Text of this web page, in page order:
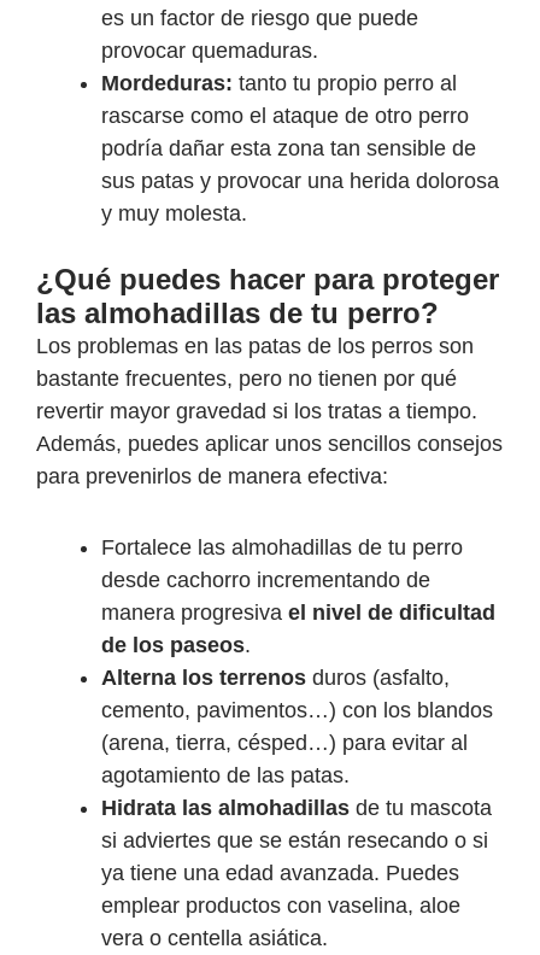
es un factor de riesgo que puede
provocar quemaduras.
Mordeduras: tanto tu propio perro al
rascarse como el ataque de otro perro
podría dañar esta zona tan sensible de
sus patas y provocar una herida dolorosa
y muy molesta.
¿Qué puedes hacer para proteger
las almohadillas de tu perro?
Los problemas en las patas de los perros son
bastante frecuentes, pero no tienen por qué
revertir mayor gravedad si los tratas a tiempo.
Además, puedes aplicar unos sencillos consejos
para prevenirlos de manera efectiva:
Fortalece las almohadillas de tu perro
desde cachorro incrementando de
manera progresiva el nivel de dificultad
de los paseos.
Alterna los terrenos duros (asfalto,
cemento, pavimentos…) con los blandos
(arena, tierra, césped…) para evitar al
agotamiento de las patas.
Hidrata las almohadillas de tu mascota
si adviertes que se están resecando o si
ya tiene una edad avanzada. Puedes
emplear productos con vaselina, aloe
vera o centella asiática.